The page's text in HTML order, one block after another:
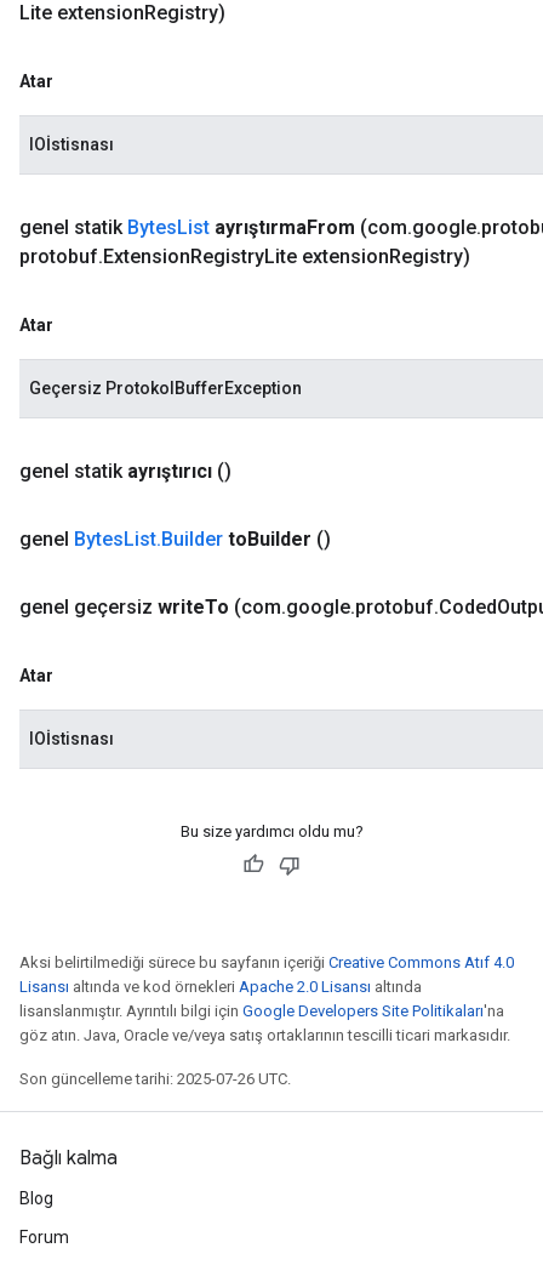
Lite extensionRegistry)
Atar
IOİstisnası
genel statik BytesList ayrıştırmaFrom (com.google.
protobuf.ExtensionRegistryLite extensionRegistry)
Atar
Geçersiz ProtokolBufferException
genel statik ayrıştırıcı ()
genel BytesList.Builder toBuilder ()
genel geçersiz writeTo (com.google.protobuf.Coded
Atar
IOİstisnası
Bu size yardımcı oldu mu?
Aksi belirtilmediği sürece bu sayfanın içeriği Creative Commons Atıf 4.0
Lisansı altında ve kod örnekleri Apache 2.0 Lisansı altında
lisanslanmıştır. Ayrıntılı bilgi için Google Developers Site Politikaları'na
göz atın. Java, Oracle ve/veya satış ortaklarının tescilli ticari markasıdır.
Son güncelleme tarihi: 2025-07-26 UTC.
Bağlı kalma
Blog
Forum